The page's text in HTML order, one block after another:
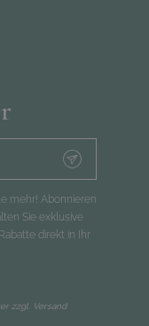
mehr! Abonnieren
Sie exklusive
direkt in Ihr
zzgl. Versand